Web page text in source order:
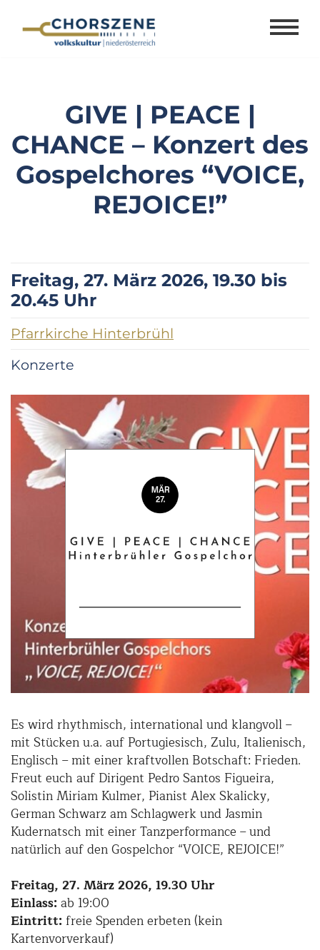
GIVE | PEACE |
CHANCE – Konzert des
Gospelchores “VOICE,
REJOICE!”
Freitag, 27. März 2026, 19.30 bis
20.45 Uhr
Pfarrkirche Hinterbrühl
Konzerte
Es wird rhythmisch, international und klangvoll –
mit Stücken u.a. auf Portugiesisch, Zulu, Italienisch,
Englisch – mit einer kraftvollen Botschaft: Frieden.
Freut euch auf Dirigent Pedro Santos Figueira,
Solistin Miriam Kulmer, Pianist Alex Skalicky,
German Schwarz am Schlagwerk und Jasmin
Kudernatsch mit einer Tanzperformance – und
natürlich auf den Gospelchor “VOICE, REJOICE!”
Freitag, 27. März 2026, 19.30 Uhr
Einlass:ab 19:00
Eintritt:freie Spenden erbeten (kein
Kartenvorverkauf)